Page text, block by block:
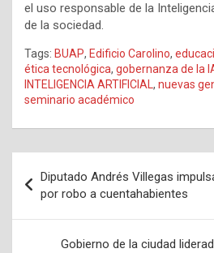
el uso responsable de la
de la sociedad.
Tags: BUAP, Edificio Carolino,
ética tecnológica, gobernanza de la
INTELIGENCIA ARTIFICIAL, nuevas
seminario académico
de
entradas
Diputado Andrés Villegas
por robo a cuentahabientes
Gobierno de la ciudad